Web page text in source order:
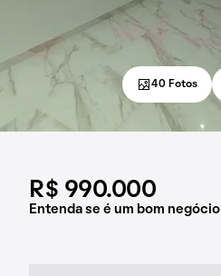
R$ 990.000
Entenda se é um bom negócio
40 Fotos